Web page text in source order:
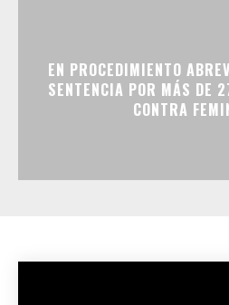
EN PROCEDIMIENTO
SENTENCIA POR MÁS DE
CONTRA